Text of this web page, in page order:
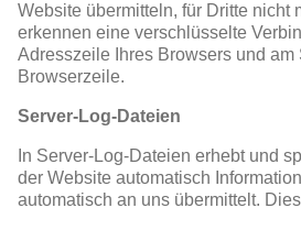
Website übermitteln, für Dritte nicht
erkennen eine verschlüsselte
Adresszeile Ihres Browsers und
Browserzeile.
Server-Log-Dateien
In Server-Log-Dateien erhebt und
der Website automatisch
automatisch an uns übermittelt.